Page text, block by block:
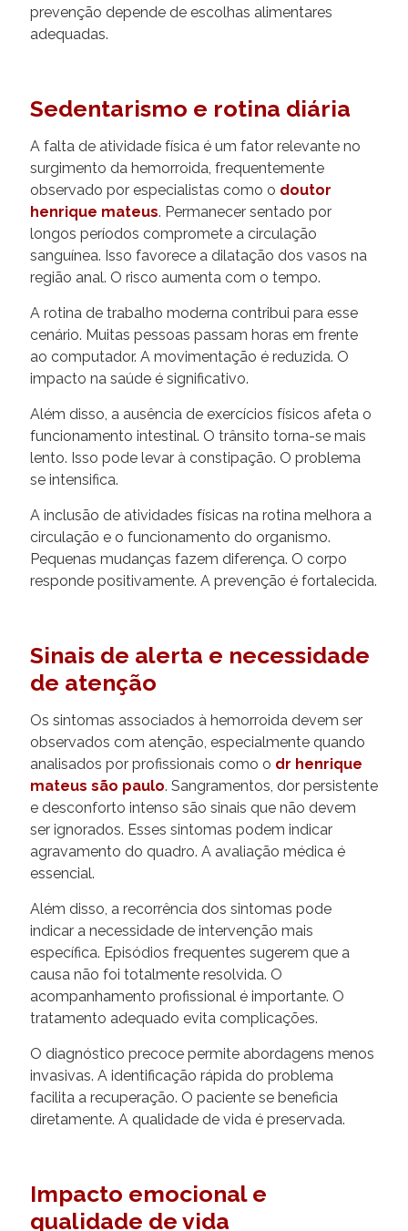
prevenção depende de escolhas alimentares
adequadas.
Sedentarismo e rotina diária
A falta de atividade física é um fator relevante no
surgimento da hemorroida, frequentemente
observado por especialistas como o doutor
henrique mateus. Permanecer sentado por
longos períodos compromete a circulação
sanguínea. Isso favorece a dilatação dos vasos na
região anal. O risco aumenta com o tempo.
A rotina de trabalho moderna contribui para esse
cenário. Muitas pessoas passam horas em frente
ao computador. A movimentação é reduzida. O
impacto na saúde é significativo.
Além disso, a ausência de exercícios físicos afeta o
funcionamento intestinal. O trânsito torna-se mais
lento. Isso pode levar à constipação. O problema
se intensifica.
A inclusão de atividades físicas na rotina melhora a
circulação e o funcionamento do organismo.
Pequenas mudanças fazem diferença. O corpo
responde positivamente. A prevenção é fortalecida.
Sinais de alerta e necessidade
de atenção
Os sintomas associados à hemorroida devem ser
observados com atenção, especialmente quando
analisados por profissionais como o dr henrique
mateus são paulo. Sangramentos, dor persistente
e desconforto intenso são sinais que não devem
ser ignorados. Esses sintomas podem indicar
agravamento do quadro. A avaliação médica é
essencial.
Além disso, a recorrência dos sintomas pode
indicar a necessidade de intervenção mais
específica. Episódios frequentes sugerem que a
causa não foi totalmente resolvida. O
acompanhamento profissional é importante. O
tratamento adequado evita complicações.
O diagnóstico precoce permite abordagens menos
invasivas. A identificação rápida do problema
facilita a recuperação. O paciente se beneficia
diretamente. A qualidade de vida é preservada.
Impacto emocional e
qualidade de vida